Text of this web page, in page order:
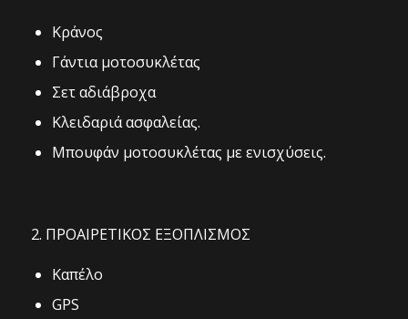
Κράνος
Γάντια μοτοσυκλέτας
Σετ αδιάβροχα
Κλειδαριά ασφαλείας.
Μπουφάν μοτοσυκλέτας με ενισχύσεις.
2. ΠΡΟΑΙΡΕΤΙΚΟΣ ΕΞΟΠΛΙΣΜΟΣ
Καπέλο
GPS